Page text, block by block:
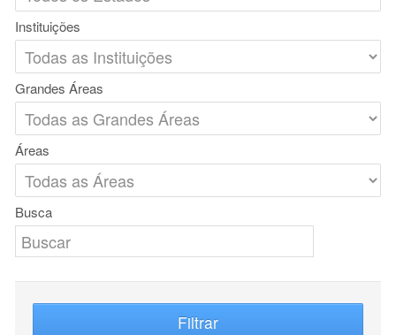
Instituições
Grandes Áreas
Áreas
Busca
Filtrar